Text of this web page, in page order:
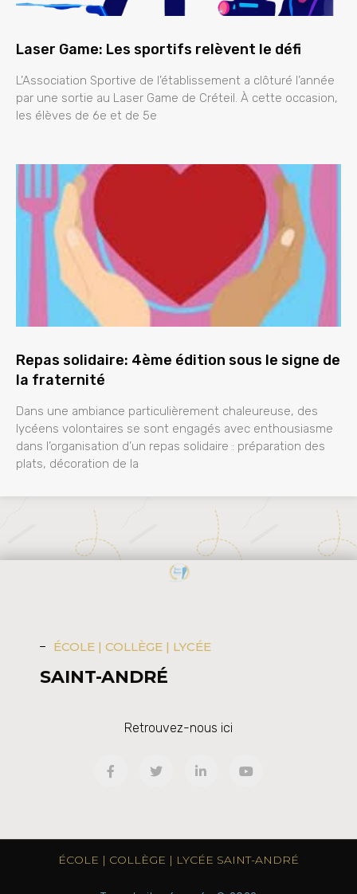
Laser Game: Les sportifs relèvent le défi
L’Association Sportive de l’établissement a clôturé l’année
par une sortie au Laser Game de Créteil. À cette occasion,
les élèves de 6e et de 5e
Repas solidaire: 4ème édition sous le signe de
la fraternité
Dans une ambiance particulièrement chaleureuse, des
lycéens volontaires se sont engagés avec enthousiasme
dans l’organisation d’un repas solidaire : préparation des
plats, décoration de la
ÉCOLE | COLLÈGE | LYCÉE
SAINT-ANDRÉ
Retrouvez-nous ici
ÉCOLE | COLLÈGE | LYCÉE SAINT-ANDRÉ